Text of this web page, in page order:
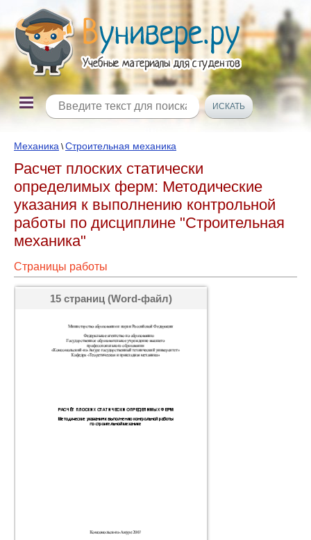
Механика \Строительная механика
Расчет плоских статически
определимых ферм: Методические
указания к выполнению контрольной
работы по дисциплине "Строительная
механика"
Страницы работы
15 страниц (Word-файл)